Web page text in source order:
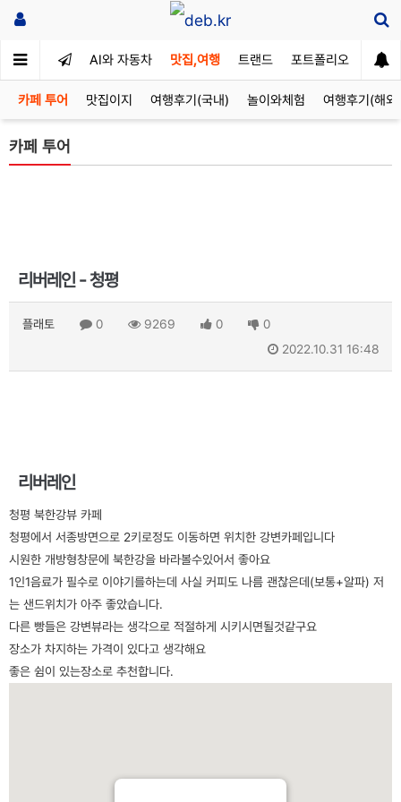
AI와 자동차 맛집,여행 트랜드 포트폴리오
카페 투어 맛집이지 여행후기(국내) 놀이와체험 여행후기(해외)
카페 투어
리버레인 - 청평
플래토 0 9269 0
0
2022.10.31 16:48
리버레인
청평 북한강뷰 카페
청평에서 서종방면으로 2키로정도 이동하면 위치한 강변카페입니다
시원한 개방형창문에 북한강을 바라볼수있어서 좋아요
1인1음료가 필수로 이야기를하는데 사실 커피도 나름 괜찮은데(보통+알파) 저
는 샌드위치가 아주 좋았습니다.
다른 빵들은 강변뷰라는 생각으로 적절하게 시키시면될것같구요
장소가 차지하는 가격이 있다고 생각해요
좋은 쉼이 있는장소로 추천합니다.